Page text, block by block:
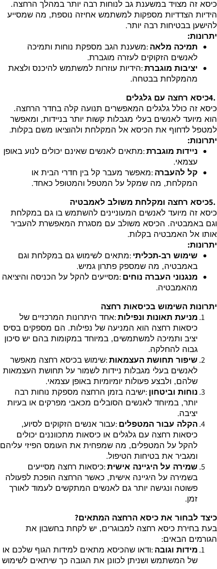
כיסא זה מצויד במשענת גב לנוחות רבה יותר במהלך הרחצה.
הידיות הצדדיות מספקות למשתמש אחיזה נוספת, מה שמסייע
להישען בבטיחות רבה יותר.
יתרונות:
תמיכה מלאה :משענת הגב מספקת נוחות ותמיכה
לאנשים הזקוקים לעזרה מוגברת.
יציבות מוגברת :הידיות עוזרות למשתמש להיכנס ולצאת
מהמקלחת בבטחה.
4.כיסא רחצה עם גלגלים
כיסא זה כולל גלגלים המאפשרים תנועה קלה בחדר הרחצה.
הוא מיועד לאנשים בעלי מגבלות קשות יותר בניידות, ומאפשר
למטפל לדחוף את הכיסא אל המקלחת ולהוציאו משם בקלות.
יתרונות:
ניידות מוגברת :מתאים לאנשים שאינם יכולים לנוע באופן
עצמאי.
קל להעברה :מאפשר מעבר קל בין חדרי הבית או
המקלחת, מה שמקל על המטפל והמטופל כאחד.
5.כיסא רחצה ומקלחת משולב לאמבטיה
כיסא זה מיועד לאנשים המעוניינים להשתמש בו גם במקלחת
וגם באמבטיה. הכיסא משולב עם מסגרת המאפשרת להעביר
אותו אל האמבטיה בקלות.
יתרונות:
שימוש רב-תכליתי :מתאים לשימוש גם במקלחת וגם
באמבטיה, מה שמספק פתרון גמיש.
מנגנוני העברה נוחים :מסייעים להקל על הכניסה והיציאה
מהאמבטיה.
יתרונות השימוש בכיסאות רחצה
מניעת תאונות ונפילות :אחד היתרונות המרכזיים של
כיסאות רחצה הוא המניעה של נפילות. הם מספקים בסיס
יציב ותמיכה למשתמשים, במיוחד במקומות בהם יש סיכון
גבוה להחלקה.
שיפור תחושת העצמאות :שימוש בכיסא רחצה מאפשר
לאנשים בעלי מגבלות ניידות לשמור על תחושת העצמאות
שלהם, ולבצע פעולות יומיומיות באופן עצמאי.
נוחות וביטחון :ישיבה בזמן הרחצה מספקת נוחות רבה
יותר, במיוחד לאנשים הסובלים מכאבי מפרקים או בעיות
יציבה.
הקלה עבור המטפלים :עבור אנשים הזקוקים לסיוע,
כיסאות רחצה עם גלגלים או כיסאות מתכווננים יכולים
להקל על המטפלים, מה שמפחית את העומס הפיזי עליהם
ומגביר את בטיחות הטיפול.
שמירה על היגיינה אישית :כיסאות רחצה מסייעים
בשמירה על היגיינה אישית, כאשר הרחצה הופכת לפעולה
פשוטה ונגישה יותר גם לאנשים המתקשים לעמוד לאורך
זמן.
כיצד לבחור את כיסא הרחצה המתאים?
בעת בחירת כיסא רחצה למבוגרים, יש לקחת בחשבון את
הגורמים הבאים:
מידות וגובה :ודאו שהכיסא מתאים למידות הגוף שלכם או
של המשתמש ושניתן לכוונן את הגובה כך שיתאים לשימוש